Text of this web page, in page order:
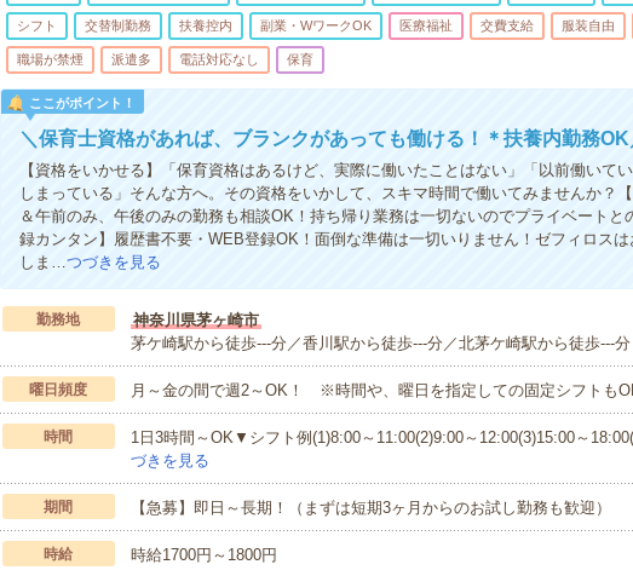
シフト 交替制勤務 扶養控内 副業・WワークOK 医療福祉 交費支給 服装自由
職場が禁煙 派遣多 電話対応なし 保育
ここがポイント！
＼保育士資格があれば、ブランクがあっても働ける！＊扶養内勤務OK
【資格をいかせる】「保育資格はあるけど、実際に働いたことはない」「以前働いて
しまっている」そんな方へ。その資格をいかして、スキマ時間で働いてみませんか？
＆午前のみ、午後のみの勤務も相談OK！持ち帰り業務は一切ないのでプライベートと
録カンタン】履歴書不要・WEB登録OK！面倒な準備は一切いりません！ゼフィロス
しま… つづきを見る
勤務地
神奈川県茅ヶ崎市
茅ケ崎駅から徒歩---分／香川駅から徒歩---分／北茅ケ崎駅から徒歩---分
曜日頻度 月～金の間で週2～OK！ ※時間や、曜日を指定しての固定シフトも
時間 1日3時間～OK▼シフト例(1)8:00～11:00(2)9:00～12:00(3)15:00～
づきを見る
期間 【急募】即日～長期！（まずは短期3ヶ月からのお試し勤務も歓迎）
時給 時給1700円～1800円